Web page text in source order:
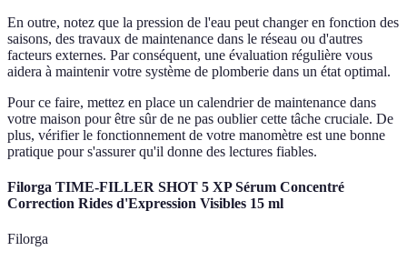
En outre, notez que la pression de l'eau peut changer en fonction des
saisons, des travaux de maintenance dans le réseau ou d'autres
facteurs externes. Par conséquent, une évaluation régulière vous
aidera à maintenir votre système de plomberie dans un état optimal.
Pour ce faire, mettez en place un calendrier de maintenance dans
votre maison pour être sûr de ne pas oublier cette tâche cruciale. De
plus, vérifier le fonctionnement de votre manomètre est une bonne
pratique pour s'assurer qu'il donne des lectures fiables.
Filorga TIME-FILLER SHOT 5 XP Sérum Concentré
Correction Rides d'Expression Visibles 15 ml
Filorga